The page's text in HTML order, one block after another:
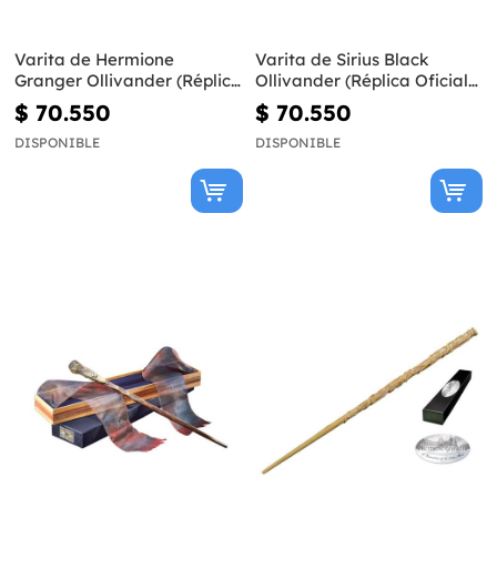
Varita de Hermione
Granger Ollivander (Réplica
Oficial) - Harry Potter
$ 70.550
DISPONIBLE
Varita de Sirius Black
Ollivander (Réplica Oficial)
- Harry Potter
$ 70.550
DISPONIBLE